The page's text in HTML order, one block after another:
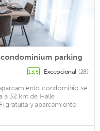
parking
13,5 Excepcional (28)
condominio se
a 32 km de Halle
gratuita y aparcamiento